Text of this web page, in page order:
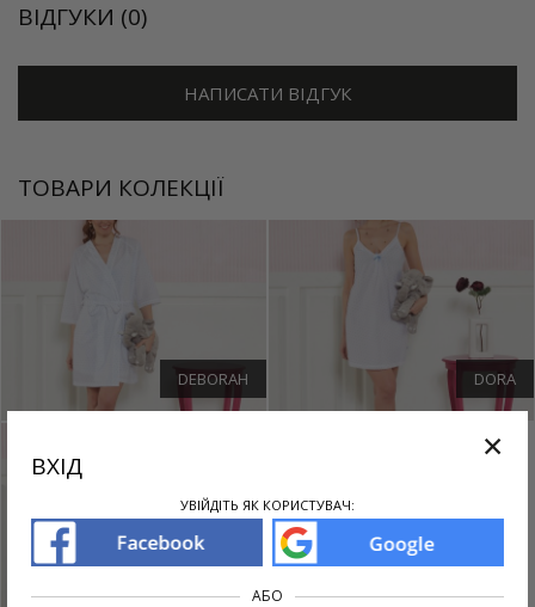
ВХІД
УВІЙДІТЬ ЯК КОРИСТУВАЧ:
АБО
✕
ВІДГУКИ (0)
НАПИСАТИ ВІДГУК
ТОВАРИ КОЛЕКЦІЇ
DEBORAH DORA